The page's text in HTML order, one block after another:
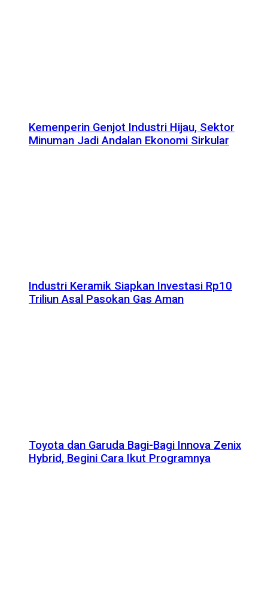
Kemenperin Genjot Industri Hijau, Sektor
Minuman Jadi Andalan Ekonomi Sirkular
Industri Keramik Siapkan Investasi Rp10
Triliun Asal Pasokan Gas Aman
Toyota dan Garuda Bagi-Bagi Innova Zenix
Hybrid, Begini Cara Ikut Programnya